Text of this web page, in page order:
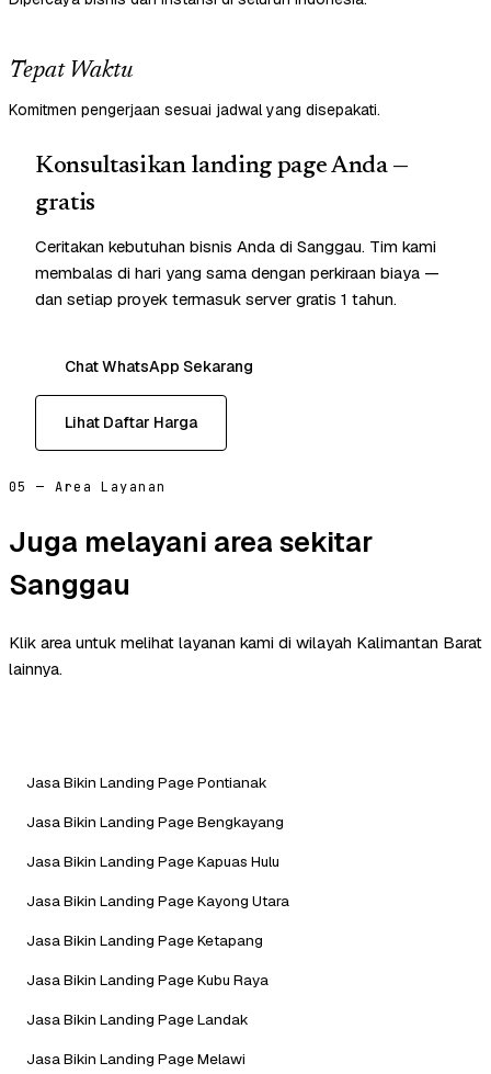
Tepat Waktu
Komitmen pengerjaan sesuai jadwal yang disepakati.
Konsultasikan landing page Anda —
gratis
Ceritakan kebutuhan bisnis Anda di Sanggau. Tim kami
membalas di hari yang sama dengan perkiraan biaya —
dan setiap proyek termasuk server gratis 1 tahun.
Chat WhatsApp Sekarang
Lihat Daftar Harga
05 — Area Layanan
Juga melayani area sekitar
Sanggau
Klik area untuk melihat layanan kami di wilayah Kalimantan Barat
lainnya.
Jasa Bikin Landing Page Pontianak
Jasa Bikin Landing Page Bengkayang
Jasa Bikin Landing Page Kapuas Hulu
Jasa Bikin Landing Page Kayong Utara
Jasa Bikin Landing Page Ketapang
Jasa Bikin Landing Page Kubu Raya
Jasa Bikin Landing Page Landak
Jasa Bikin Landing Page Melawi